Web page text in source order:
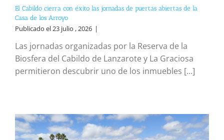
El Cabildo cierra con éxito las jornadas de puertas abiertas de la
Casa de los Arroyo
Publicado el 23 julio , 2026 |
Las jornadas organizadas por la Reserva de la
Biosfera del Cabildo de Lanzarote y La Graciosa
permitieron descubrir uno de los inmuebles [...]